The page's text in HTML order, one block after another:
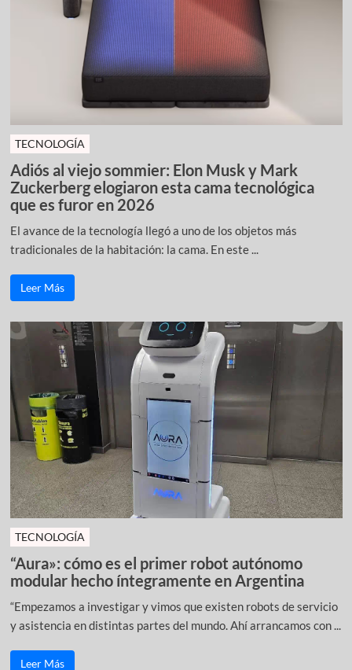
TECNOLOGÍA
Adiós al viejo sommier: Elon Musk y Mark
Zuckerberg elogiaron esta cama tecnológica
que es furor en 2026
El avance de la tecnología llegó a uno de los objetos más
tradicionales de la habitación: la cama. En este ...
Leer Más
TECNOLOGÍA
“Aura»: cómo es el primer robot autónomo
modular hecho íntegramente en Argentina
“Empezamos a investigar y vimos que existen robots de servicio
y asistencia en distintas partes del mundo. Ahí arrancamos con ...
Leer Más